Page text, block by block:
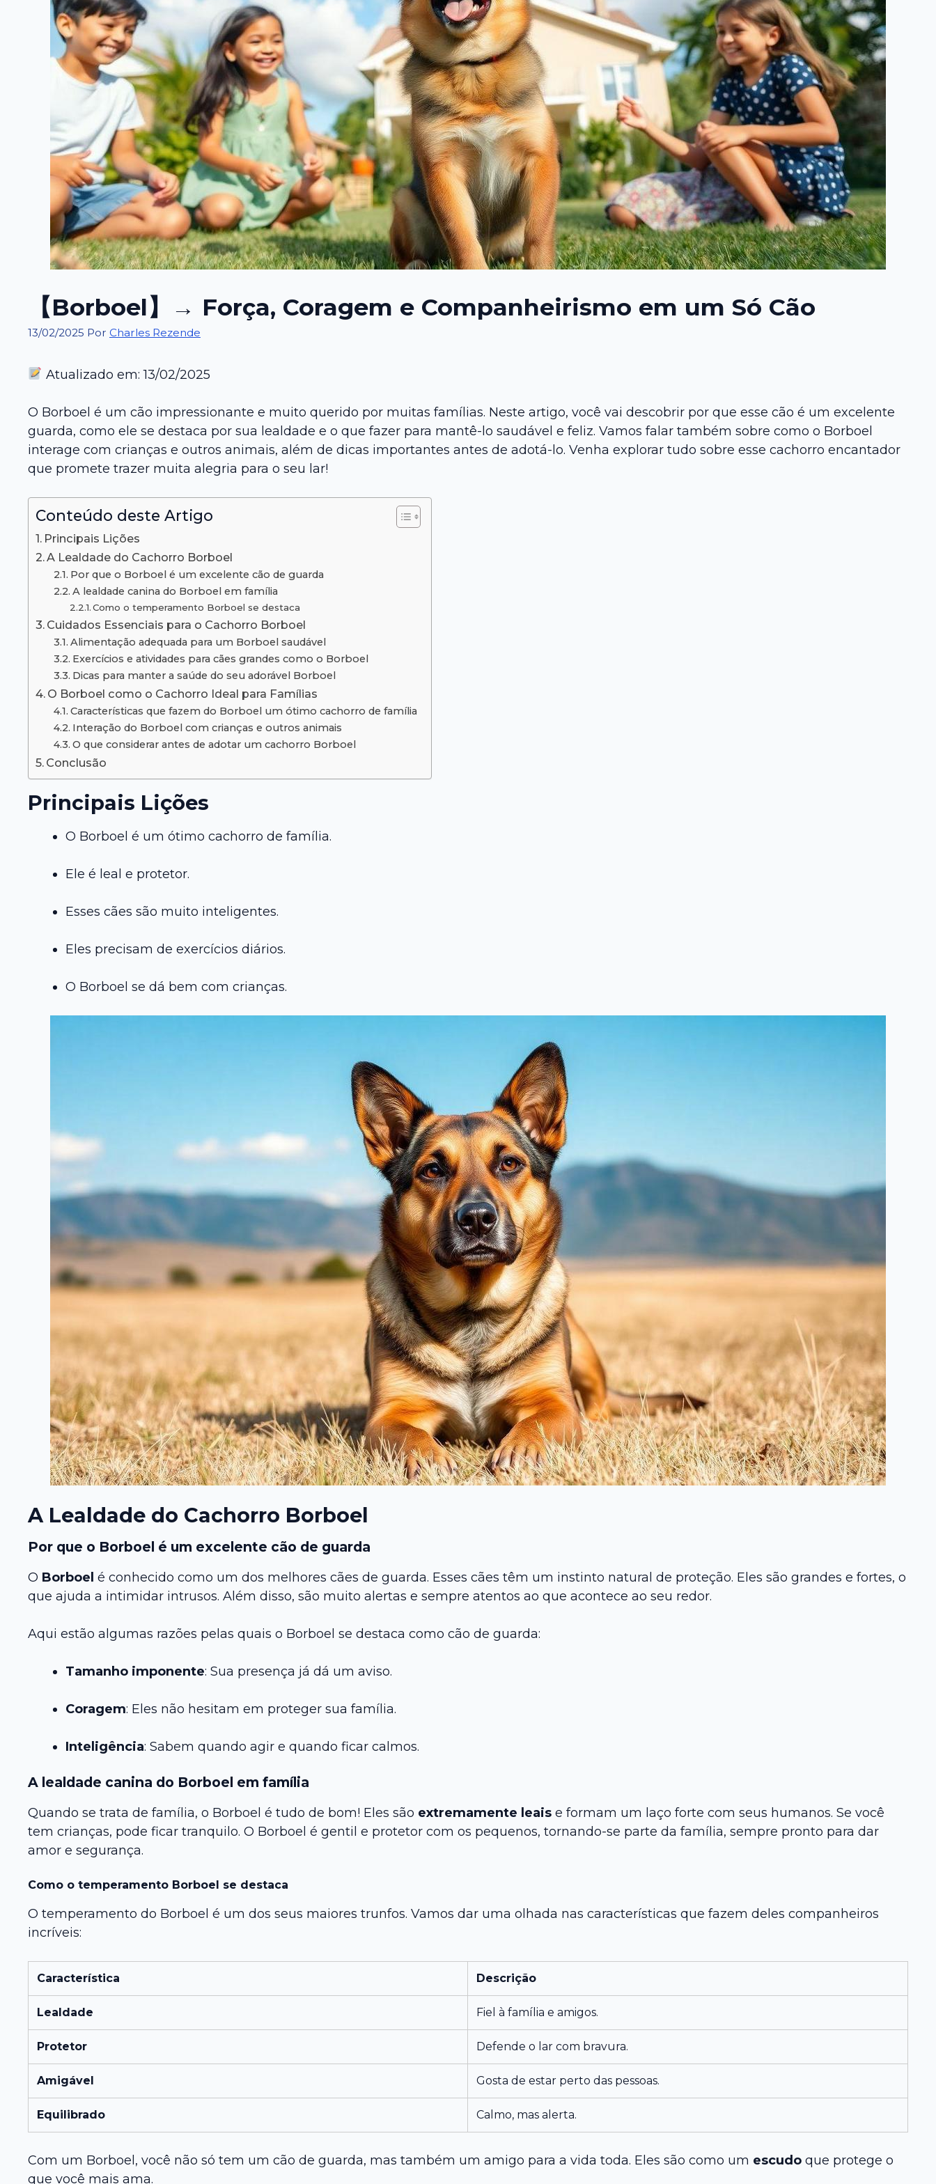
【Borboel】→ Força, Coragem e Companheirismo em um Só Cão
13/02/2025 Por Charles Rezende
Atualizado em: 13/02/2025
O Borboel é um cão impressionante e muito querido por muitas famílias. Neste artigo, você vai descobrir por que esse cão é um excelente
guarda, como ele se destaca por sua lealdade e o que fazer para mantê-lo saudável e feliz. Vamos falar também sobre como o Borboel
interage com crianças e outros animais, além de dicas importantes antes de adotá-lo. Venha explorar tudo sobre esse cachorro encantador
que promete trazer muita alegria para o seu lar!
Conteúdo deste Artigo
Principais Lições
A Lealdade do Cachorro Borboel
Por que o Borboel é um excelente cão de guarda
A lealdade canina do Borboel em família
Como o temperamento Borboel se destaca
Cuidados Essenciais para o Cachorro Borboel
Alimentação adequada para um Borboel saudável
Exercícios e atividades para cães grandes como o Borboel
Dicas para manter a saúde do seu adorável Borboel
O Borboel como o Cachorro Ideal para Famílias
Características que fazem do Borboel um ótimo cachorro de família
Interação do Borboel com crianças e outros animais
O que considerar antes de adotar um cachorro Borboel
Conclusão
Principais Lições
O Borboel é um ótimo cachorro de família.
Ele é leal e protetor.
Esses cães são muito inteligentes.
Eles precisam de exercícios diários.
O Borboel se dá bem com crianças.
A Lealdade do Cachorro Borboel
Por que o Borboel é um excelente cão de guarda
O Borboel é conhecido como um dos melhores cães de guarda. Esses cães têm um instinto natural de proteção. Eles são grandes e fortes, o
que ajuda a intimidar intrusos. Além disso, são muito alertas e sempre atentos ao que acontece ao seu redor.
Aqui estão algumas razões pelas quais o Borboel se destaca como cão de guarda:
Tamanho imponente: Sua presença já dá um aviso.
Coragem: Eles não hesitam em proteger sua família.
Inteligência: Sabem quando agir e quando ficar calmos.
A lealdade canina do Borboel em família
Quando se trata de família, o Borboel é tudo de bom! Eles são extremamente leais e formam um laço forte com seus humanos. Se você
tem crianças, pode ficar tranquilo. O Borboel é gentil e protetor com os pequenos, tornando-se parte da família, sempre pronto para dar
amor e segurança.
Como o temperamento Borboel se destaca
O temperamento do Borboel é um dos seus maiores trunfos. Vamos dar uma olhada nas características que fazem deles companheiros
incríveis:
Característica Descrição
Lealdade Fiel à família e amigos.
Protetor Defende o lar com bravura.
Amigável Gosta de estar perto das pessoas.
Equilibrado Calmo, mas alerta.
Com um Borboel, você não só tem um cão de guarda, mas também um amigo para a vida toda. Eles são como um escudo que protege o
que você mais ama.